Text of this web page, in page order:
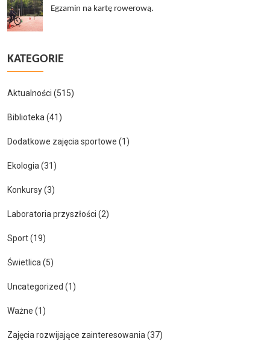
Egzamin na kartę rowerową.
KATEGORIE
Aktualności (515)
Biblioteka (41)
Dodatkowe zajęcia sportowe (1)
Ekologia (31)
Konkursy(3)
Laboratoria przyszłości (2)
Sport(19)
Świetlica (5)
Uncategorized (1)
Ważne (1)
Zajęcia rozwijające zainteresowania (37)